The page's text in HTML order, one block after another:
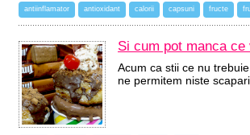
antiinflamator antioxidant calorii capsuni fructe
Si cum pot manca
Acum ca stii ce nu
ne permitem niste